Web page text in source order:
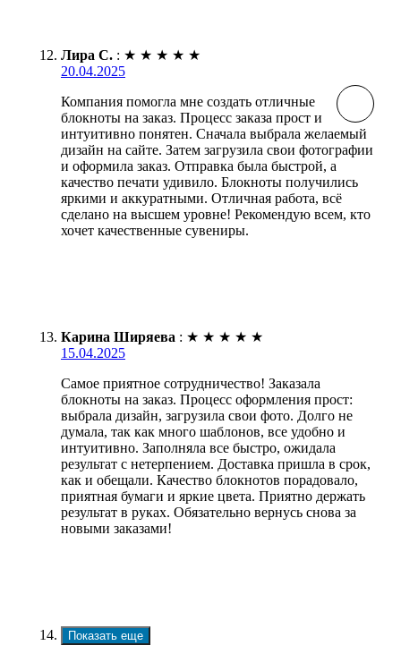
Лира С. : ★ ★ ★ ★ ★
20.04.2025
Компания помогла мне создать отличные
блокноты на заказ. Процесс заказа прост и
интуитивно понятен. Сначала выбрала желаемый
дизайн на сайте. Затем загрузила свои фотографии
и оформила заказ. Отправка была быстрой, а
качество печати удивило. Блокноты получились
яркими и аккуратными. Отличная работа, всё
сделано на высшем уровне! Рекомендую всем, кто
хочет качественные сувениры.
Карина Ширяева : ★ ★ ★ ★ ★
15.04.2025
Самое приятное сотрудничество! Заказала
блокноты на заказ. Процесс оформления прост:
выбрала дизайн, загрузила свои фото. Долго не
думала, так как много шаблонов, все удобно и
интуитивно. Заполняла все быстро, ожидала
результат с нетерпением. Доставка пришла в срок,
как и обещали. Качество блокнотов порадовало,
приятная бумаги и яркие цвета. Приятно держать
результат в руках. Обязательно вернусь снова за
новыми заказами!
Показать еще